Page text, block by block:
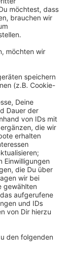
Für
Kurs
einmal ein
im Park
Woche
Donnerstag
Alle
statt.
Stores
soll so
im Freien